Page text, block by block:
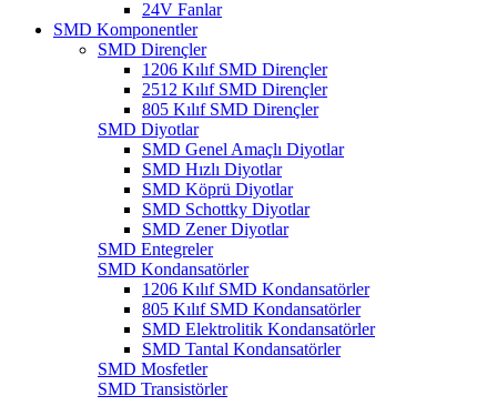
24V Fanlar
SMD Komponentler
SMD Dirençler
1206 Kılıf SMD Dirençler
2512 Kılıf SMD Dirençler
805 Kılıf SMD Dirençler
SMD Diyotlar
SMD Genel Amaçlı Diyotlar
SMD Hızlı Diyotlar
SMD Köprü Diyotlar
SMD Schottky Diyotlar
SMD Zener Diyotlar
SMD Entegreler
SMD Kondansatörler
1206 Kılıf SMD Kondansatörler
805 Kılıf SMD Kondansatörler
SMD Elektrolitik Kondansatörler
SMD Tantal Kondansatörler
SMD Mosfetler
SMD Transistörler